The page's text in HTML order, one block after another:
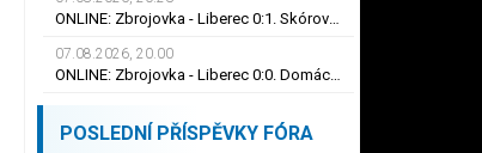
ONLINE: Zbrojovka - Liberec 0:1. Skóroval Dulay, Bořil se při premiéře za Slovan zranil
07.08.2026, 20.00
ONLINE: Zbrojovka - Liberec 0:0. Domácí na vlně, Bořil se při premiéře za Slovan zranil
POSLEDNÍ PŘÍSPĚVKY FÓRA